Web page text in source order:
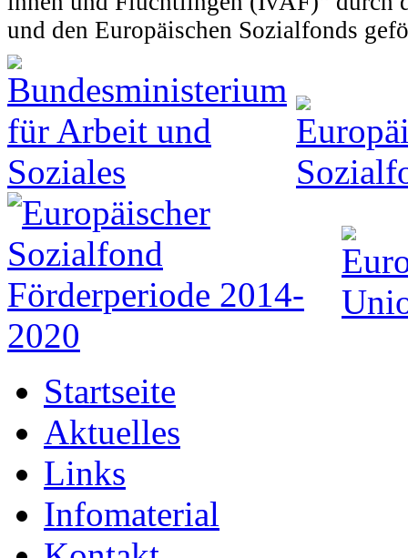
und den Europäischen Sozialfonds
Startseite
Aktuelles
Links
Infomaterial